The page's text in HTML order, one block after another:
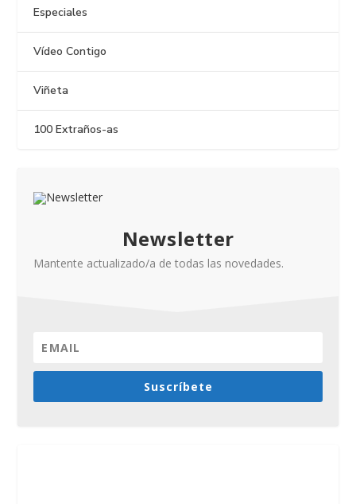
Especiales
Vídeo Contigo
Viñeta
100 Extraños-as
Newsletter
Mantente actualizado/a de todas las novedades.
Suscríbete